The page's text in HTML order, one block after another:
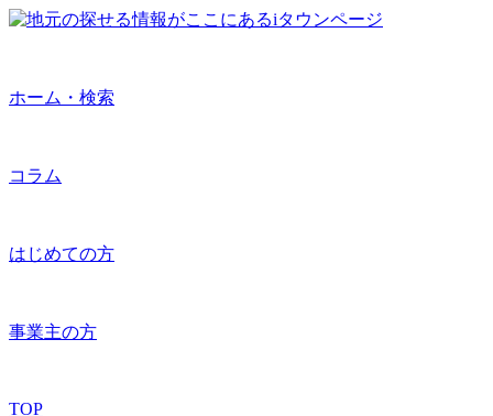
ホーム・検索
コラム
はじめての方
事業主の方
TOP